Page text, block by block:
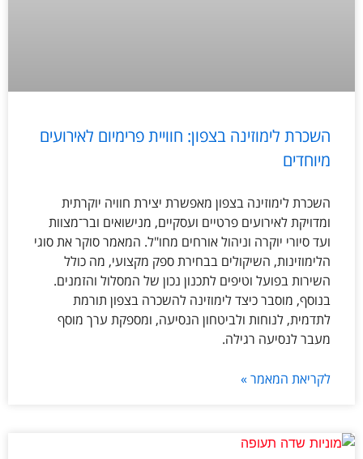
השכרת לימוזינה בצפון: חוויית פרימיום לאירועים
מיוחדים
השכרת לימוזינה בצפון מאפשרת יצירת חוויה יוקרתית
ומדויקת לאירועים פרטיים ועסקיים, מנישואים ובר־מצוות
ועד סיורי יוקרה וניהול אורחים מחו"ל. המאמר סוקר את סוגי
הלימוזינות, השיקולים בבחירת ספק מקצועי, מה כולל
השירות בפועל וטיפים לתכנון נכון של המסלול והזמנים.
בנוסף, מוסבר כיצד לימוזינה להשכרה בצפון תורמת
לתדמית, לנוחות ולביטחון הנסיעה, ומספקת ערך מוסף
מעבר לנסיעה רגילה.
לקריאת המאמר »